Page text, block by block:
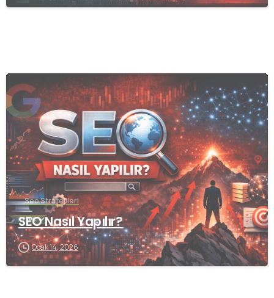
0
Seo Stratejileri
SEO Nasıl Yapılır?
Ocak 14, 2026